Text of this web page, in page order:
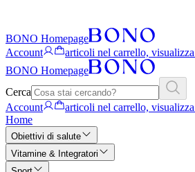
BONO Homepage
Account
articoli nel carrello,
BONO Homepage
Cerca
Account
articoli nel carrello,
Home
Obiettivi di salute
Vitamine & Integratori